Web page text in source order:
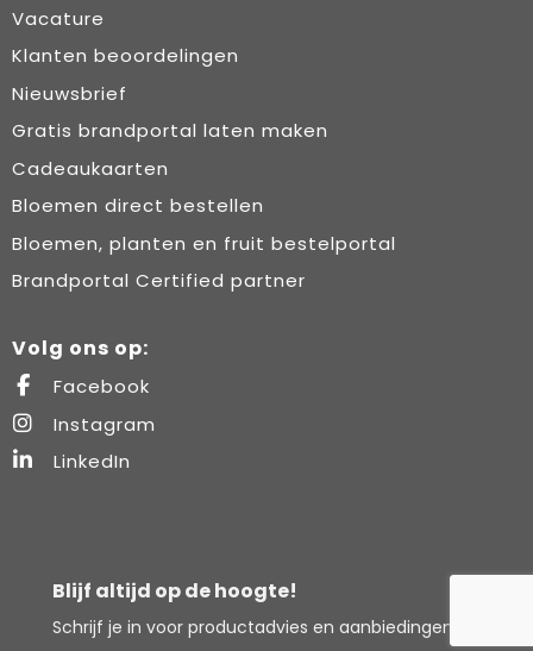
Vacature
Klanten beoordelingen
Nieuwsbrief
Gratis brandportal laten maken
Cadeaukaarten
Bloemen direct bestellen
Bloemen, planten en fruit bestelportal
Brandportal Certified partner
Volg ons op:
Facebook
Instagram
LinkedIn
Blijf altijd op de hoogte!
Schrijf je in voor productadvies en aanbiedingen.